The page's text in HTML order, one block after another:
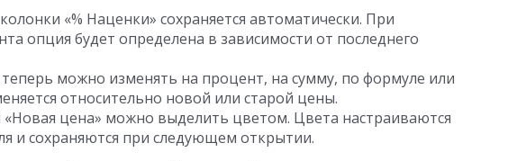
«% Наценки» сохраняется автоматически. При
опция будет определена в зависимости от последнего
можно изменять на процент, на сумму, по формуле или
относительно новой или старой цены.
«Новая цена» можно выделить цветом. Цвета настраиваются
и сохраняются при следующем открытии.